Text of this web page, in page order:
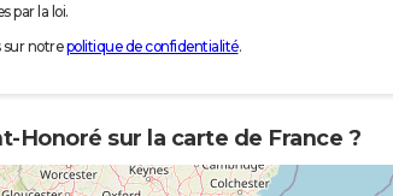
par la loi.
sur notrepolitique de confidentialité.
Honoré sur la carte de France ?